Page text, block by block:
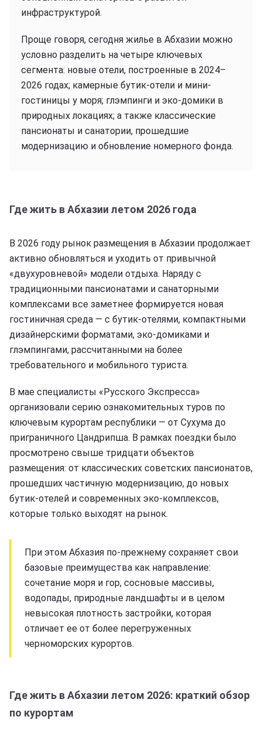
инфраструктурой.
Проще говоря, сегодня жилье в Абхазии можно
условно разделить на четыре ключевых
сегмента: новые отели, построенные в 2024–
2026 годах; камерные бутик-отели и мини-
гостиницы у моря; глэмпинги и эко-домики в
природных локациях; а также классические
пансионаты и санатории, прошедшие
модернизацию и обновление номерного фонда.
Где жить в Абхазии летом 2026 года
В 2026 году рынок размещения в Абхазии продолжает
активно обновляться и уходить от привычной
«двухуровневой» модели отдыха. Наряду с
традиционными пансионатами и санаторными
комплексами все заметнее формируется новая
гостиничная среда — с бутик-отелями, компактными
дизайнерскими форматами, эко-домиками и
глэмпингами, рассчитанными на более
требовательного и мобильного туриста.
В мае специалисты «Русского Экспресса»
организовали серию ознакомительных туров по
ключевым курортам республики — от Сухума до
приграничного Цандрипша. В рамках поездки было
просмотрено свыше тридцати объектов
размещения: от классических советских пансионатов,
прошедших частичную модернизацию, до новых
бутик-отелей и современных эко-комплексов,
которые только выходят на рынок.
При этом Абхазия по-прежнему сохраняет свои
базовые преимущества как направление:
сочетание моря и гор, сосновые массивы,
водопады, природные ландшафты и в целом
невысокая плотность застройки, которая
отличает ее от более перегруженных
черноморских курортов.
Где жить в Абхазии летом 2026: краткий обзор
по курортам